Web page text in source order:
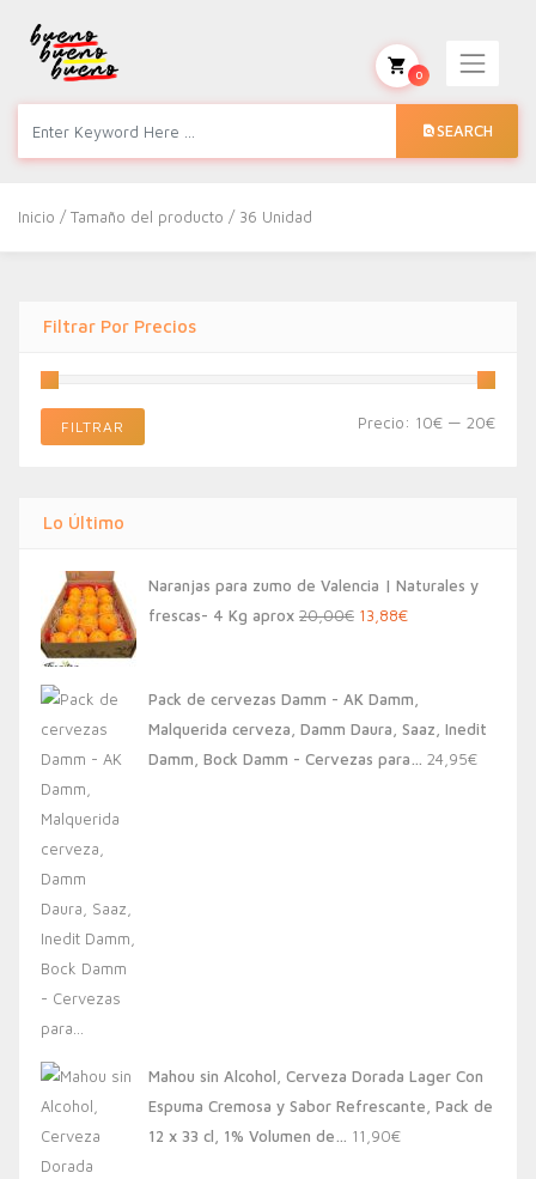
SEARCH
0
Inicio / Tamaño del producto / 36 Unidad
Filtrar Por Precios
FILTRAR Precio: 10€ — 20€
Lo Último
Naranjas para zumo de Valencia | Naturales y
frescas- 4 Kg aprox 20,00€ El
era:
20,00€.
13,88€El
es:
13,88€.
Pack de cervezas Damm - AK Damm,
Malquerida cerveza, Damm Daura, Saaz, Inedit
Damm, Bock Damm - Cervezas para… 24,95€
Mahou sin Alcohol, Cerveza Dorada Lager Con
Espuma Cremosa y Sabor Refrescante, Pack de
12 x 33 cl, 1% Volumen de… 11,90€